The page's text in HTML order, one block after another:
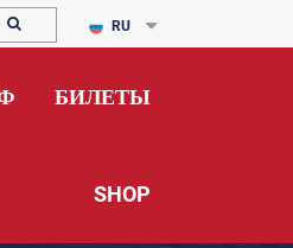
RU
БИЛЕТЫ
SHOP